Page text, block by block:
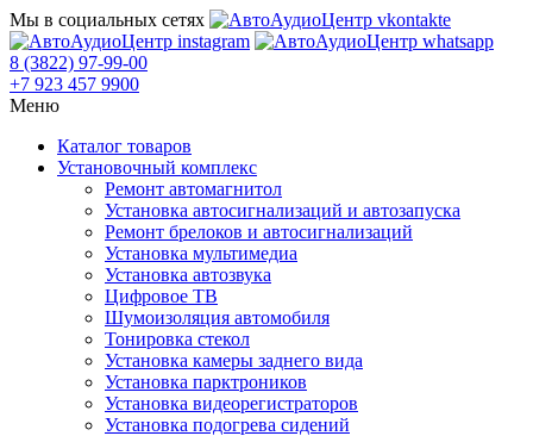
Мы в социальных сетях
8 (3822) 97-99-00
+7 923 457 9900
Меню
Каталог товаров
Установочный комплекс
Ремонт автомагнитол
Установка автосигнализаций и автозапуска
Ремонт брелоков и автосигнализаций
Установка мультимедиа
Установка автозвука
Цифровое ТВ
Шумоизоляция автомобиля
Тонировка стекол
Установка камеры заднего вида
Установка парктроников
Установка видеорегистраторов
Установка подогрева сидений